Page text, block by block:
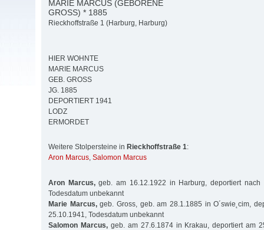
MARIE MARCUS (GEBORENE
GROSS) * 1885
Rieckhoffstraße 1 (Harburg, Harburg)
HIER WOHNTE
MARIE MARCUS
GEB. GROSS
JG. 1885
DEPORTIERT 1941
LODZ
ERMORDET
Weitere Stolpersteine in Rieckhoffstraße 1:
Aron Marcus, Salomon Marcus
Aron Marcus,geb. am 16.12.1922 in Harburg, deportiert nach
Todesdatum unbekannt
Marie Marcus,geb. Gross, geb. am 28.1.1885 in O´swie˛cim,
25.10.1941, Todesdatum unbekannt
Salomon Marcus,geb. am 27.6.1874 in Krakau, deportiert am